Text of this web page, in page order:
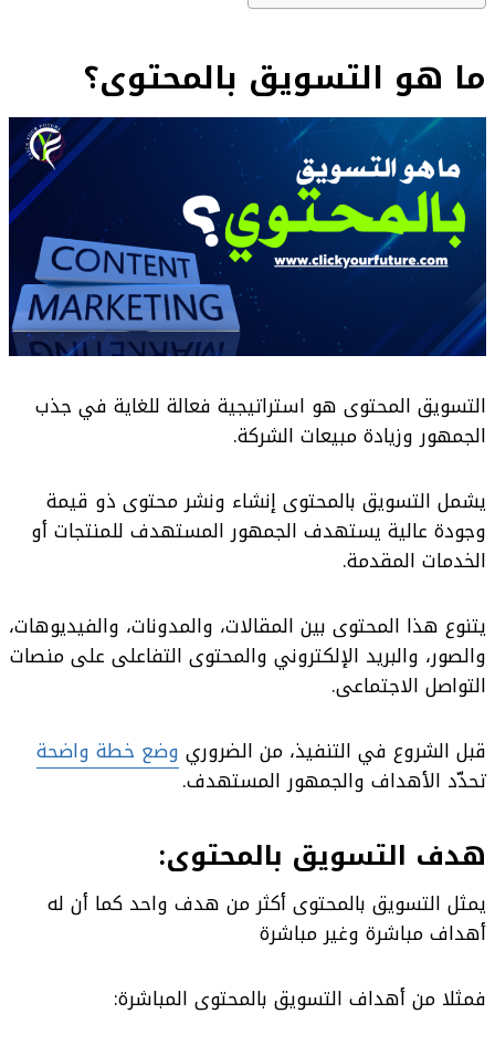
ما هو التسويق بالمحتوى؟
التسويق المحتوى هو استراتيجية فعالة للغاية في جذب
الجمهور وزيادة مبيعات الشركة.
يشمل التسويق بالمحتوى إنشاء ونشر محتوى ذو قيمة
وجودة عالية يستهدف الجمهور المستهدف للمنتجات أو
الخدمات المقدمة.
يتنوع هذا المحتوى بين المقالات، والمدونات، والفيديوهات،
والصور، والبريد الإلكتروني والمحتوى التفاعلى على منصات
التواصل الاجتماعى.
قبل الشروع في التنفيذ، من الضروري وضع خطة واضحة
تحدّد الأهداف والجمهور المستهدف.
هدف التسويق بالمحتوى:
يمثل التسويق بالمحتوى أكثر من هدف واحد كما أن له
أهداف مباشرة وغير مباشرة
فمثلا من أهداف التسويق بالمحتوى المباشرة: